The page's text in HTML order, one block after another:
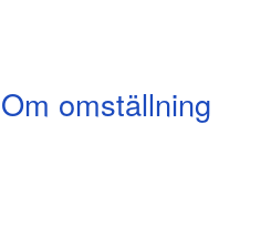
omställning